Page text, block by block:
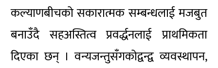
कल्याणबीचको सकारात्मक सम्बन्धलाई मजबुत
बनाउँदै सहअस्तित्व प्रवर्द्धनलाई प्राथमिकता
दिएका छन् । वन्यजन्तुसँगकोद्वन्द्व व्यवस्थापन,